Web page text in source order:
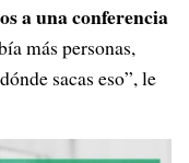
a una conferencia
más personas,
sacas eso”, le